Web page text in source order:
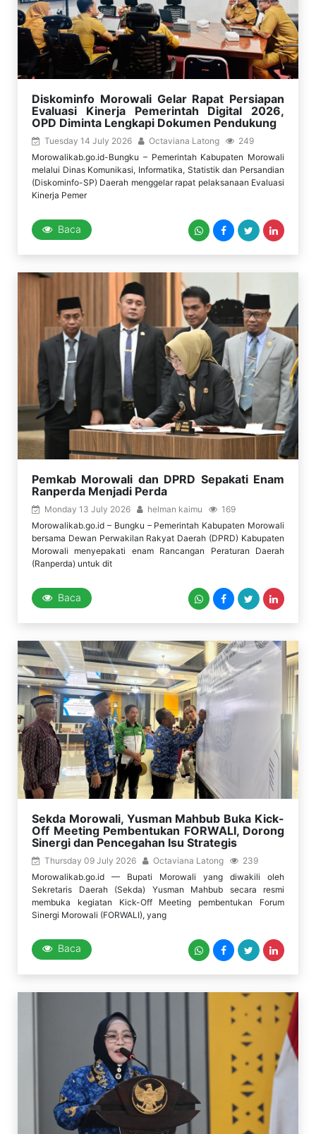
Diskominfo Morowali Gelar Rapat Persiapan
Evaluasi Kinerja Pemerintah Digital 2026,
OPD Diminta Lengkapi Dokumen Pendukung
Tuesday 14 July 2026 Octaviana Latong
249
Morowalikab.go.id-Bungku – Pemerintah Kabupaten Morowali
melalui Dinas Komunikasi, Informatika, Statistik dan Persandian
(Diskominfo-SP) Daerah menggelar rapat pelaksanaan Evaluasi
Kinerja Pemer
Baca
Pemkab Morowali dan DPRD Sepakati Enam
Ranperda Menjadi Perda
Monday 13 July 2026 helman kaimu
169
Morowalikab.go.id – Bungku – Pemerintah Kabupaten Morowali
bersama Dewan Perwakilan Rakyat Daerah (DPRD) Kabupaten
Morowali menyepakati enam Rancangan Peraturan Daerah
(Ranperda) untuk dit
Baca
Sekda Morowali, Yusman Mahbub Buka Kick-
Off Meeting Pembentukan FORWALI, Dorong
Sinergi dan Pencegahan Isu Strategis
Thursday 09 July 2026 Octaviana Latong
239
Morowalikab.go.id — Bupati Morowali yang diwakili oleh
Sekretaris Daerah (Sekda) Yusman Mahbub secara resmi
membuka kegiatan Kick-Off Meeting pembentukan Forum
Sinergi Morowali (FORWALI), yang
Baca